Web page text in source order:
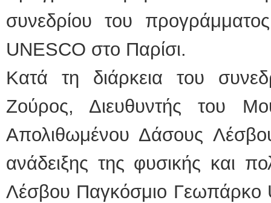
συνεδρίου του
UNESCO στο Παρίσι.
Κατά τη διάρκεια του
Ζούρος, Διευθυντής του
Απολιθωμένου Δάσους
ανάδειξης της φυσικής και
Λέσβου Παγκόσμιο Γεωπάρκο